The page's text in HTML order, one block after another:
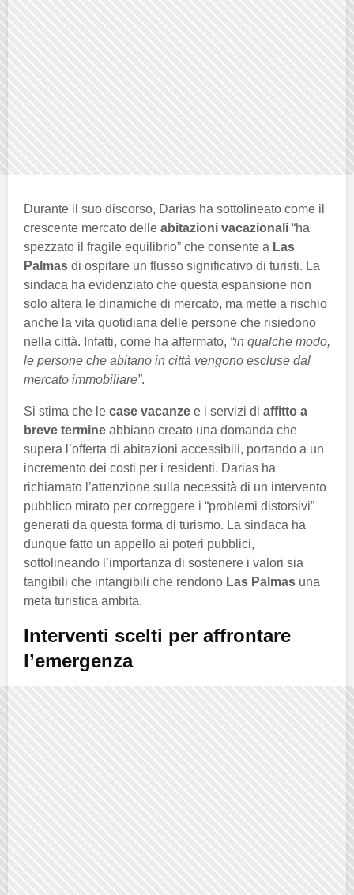
Durante il suo discorso, Darias ha sottolineato come il
crescente mercato delle abitazioni vacazionali “ha
spezzato il fragile equilibrio” che consente a Las
Palmas di ospitare un flusso significativo di turisti. La
sindaca ha evidenziato che questa espansione non
solo altera le dinamiche di mercato, ma mette a rischio
anche la vita quotidiana delle persone che risiedono
nella città. Infatti, come ha affermato, “in qualche modo,
le persone che abitano in città vengono escluse dal
mercato immobiliare”.
Si stima che le case vacanze e i servizi di affitto a
breve termine abbiano creato una domanda che
supera l’offerta di abitazioni accessibili, portando a un
incremento dei costi per i residenti. Darias ha
richiamato l’attenzione sulla necessità di un intervento
pubblico mirato per correggere i “problemi distorsivi”
generati da questa forma di turismo. La sindaca ha
dunque fatto un appello ai poteri pubblici,
sottolineando l’importanza di sostenere i valori sia
tangibili che intangibili che rendono Las Palmas una
meta turistica ambita.
Interventi scelti per affrontare
l’emergenza